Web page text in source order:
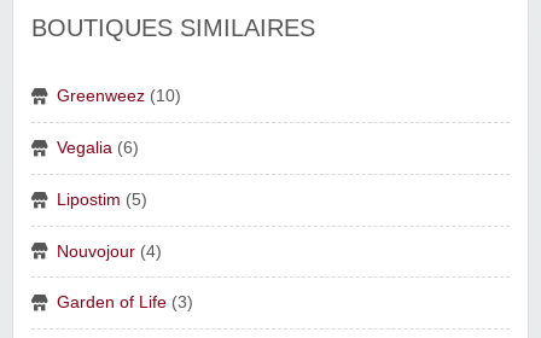
BOUTIQUES SIMILAIRES
Greenweez (10)
Vegalia (6)
Lipostim (5)
Nouvojour (4)
Garden of Life (3)